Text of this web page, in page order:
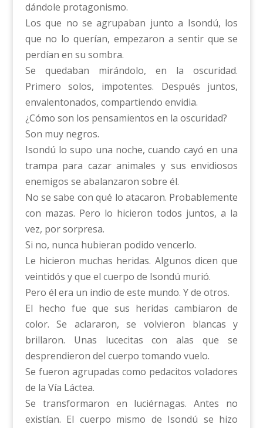
dándole protagonismo.
Los que no se agrupaban junto a Isondú, los
que no lo querían, empezaron a sentir que se
perdían en su sombra.
Se quedaban mirándolo, en la oscuridad.
Primero solos, impotentes. Después juntos,
envalentonados, compartiendo envidia.
¿Cómo son los pensamientos en la oscuridad?
Son muy negros.
Isondú lo supo una noche, cuando cayó en una
trampa para cazar animales y sus envidiosos
enemigos se abalanzaron sobre él.
No se sabe con qué lo atacaron. Probablemente
con mazas. Pero lo hicieron todos juntos, a la
vez, por sorpresa.
Si no, nunca hubieran podido vencerlo.
Le hicieron muchas heridas. Algunos dicen que
veintidós y que el cuerpo de Isondú murió.
Pero él era un indio de este mundo. Y de otros.
El hecho fue que sus heridas cambiaron de
color. Se aclararon, se volvieron blancas y
brillaron. Unas lucecitas con alas que se
desprendieron del cuerpo tomando vuelo.
Se fueron agrupadas como pedacitos voladores
de la Vía Láctea.
Se transformaron en luciérnagas. Antes no
existían. El cuerpo mismo de Isondú se hizo